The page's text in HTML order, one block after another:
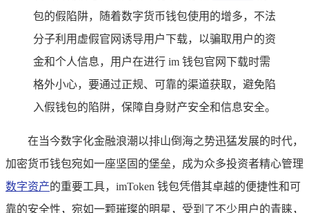
包的假陷阱，随着数字货币钱包使用的增多，不法
分子利用虚假官网诱导用户下载，以骗取用户的资
金和个人信息，用户在进行 im 钱包官网下载时需
格外小心，要通过正规、可靠的渠道获取，避免陷
入假钱包的陷阱，保障自身财产安全和信息安全。
在当今数字化金融浪潮以排山倒海之势迅猛发展的时代，
加密货币钱包宛如一座坚固的堡垒，成为众多投资者精心管理
数字资产的重要工具，imToken 钱包凭借其卓越的便捷性和可
靠的安全性，宛如一颗璀璨的明星，受到了不少用户的青睐，